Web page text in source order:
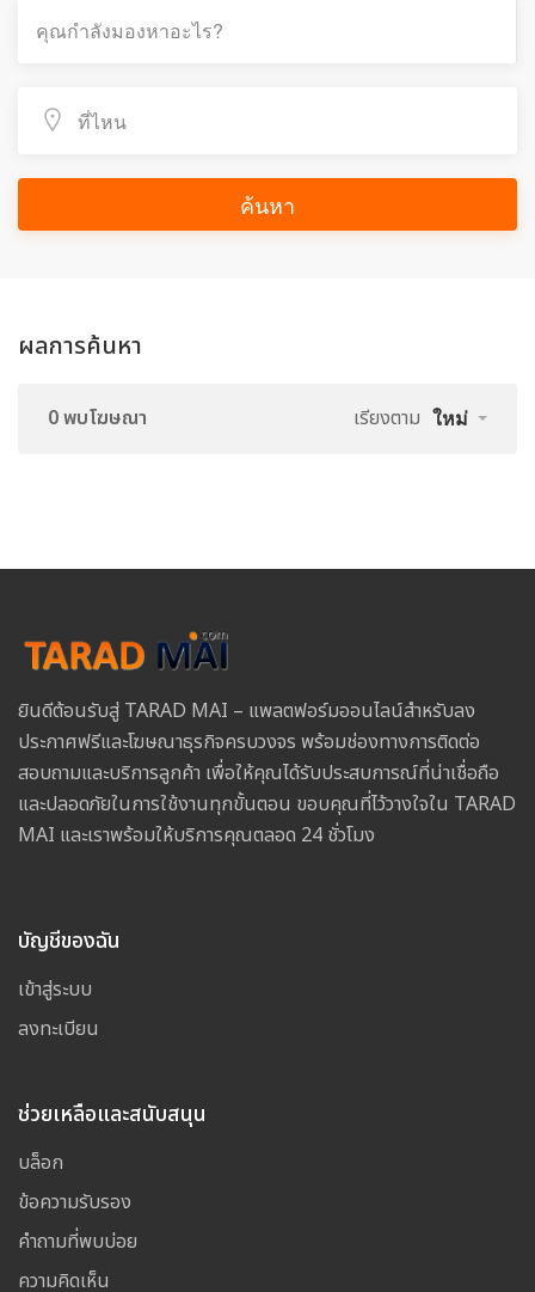
ค้นหา
ผลการค้นหา
0 พบโฆษณา เรียงตาม ใหม่
ยินดีต้อนรับสู่ TARAD MAI – แพลตฟอร์มออนไลน์สำหรับลง
ประกาศฟรีและโฆษณาธุรกิจครบวงจร พร้อมช่องทางการติดต่อ
สอบถามและบริการลูกค้า เพื่อให้คุณได้รับประสบการณ์ที่น่าเชื่อถือ
และปลอดภัยในการใช้งานทุกขั้นตอน ขอบคุณที่ไว้วางใจใน TARAD
MAI และเราพร้อมให้บริการคุณตลอด 24 ชั่วโมง
บัญชีของฉัน
เข้าสู่ระบบ
ลงทะเบียน
ช่วยเหลือและสนับสนุน
บล็อก
ข้อความรับรอง
คำถามที่พบบ่อย
ความคิดเห็น